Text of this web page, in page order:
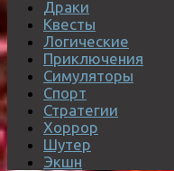
Драки
Квесты
Логические
Приключения
Симуляторы
Спорт
Стратегии
Хоррор
Шутер
Экшн